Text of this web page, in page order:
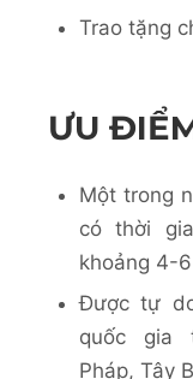
Trao tặng
ƯU
Một trong
có thời
khoảng 4-
Được tự
quốc gia
Pháp, Tây